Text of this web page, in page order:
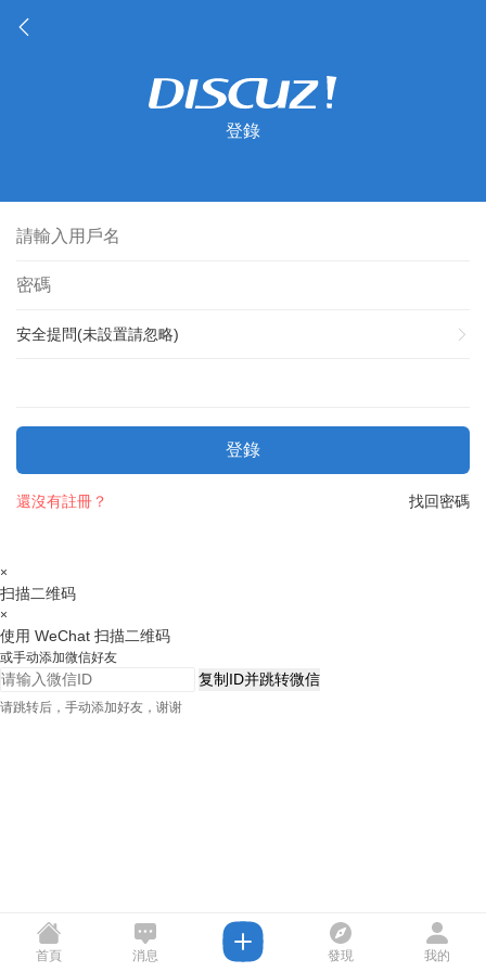
登錄
安全提問(未設置請忽略)
登錄
找回密碼
還沒有註冊？
×
扫描二维码
×
使用 WeChat 扫描二维码
或手动添加微信好友
复制ID并跳转微信
请跳转后，手动添加好友，谢谢
首頁 消息 發現 我的